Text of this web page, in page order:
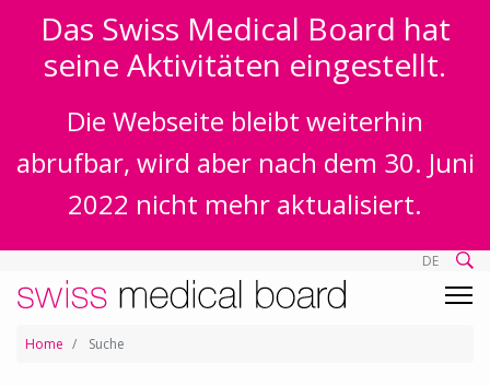
Das Swiss Medical Board hat
seine Aktivitäten eingestellt.
Die Webseite bleibt weiterhin
abrufbar, wird aber nach dem 30. Juni
2022 nicht mehr aktualisiert.
DE
Home Suche